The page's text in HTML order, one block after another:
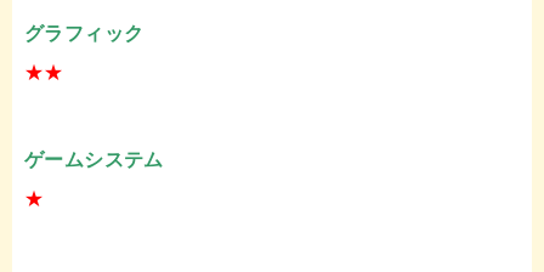
グラフィック
★★
ゲームシステム
★